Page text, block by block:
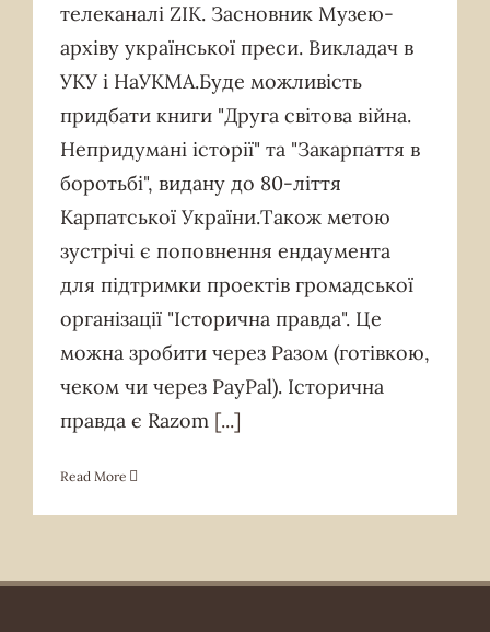
телеканалі ZIK. Засновник Музею-
архіву української преси. Викладач в
УКУ і НаУКМА.Буде можливість
придбати книги "Друга світова війна.
Непридумані історії" та "Закарпаття в
боротьбі", видану до 80-ліття
Карпатської України.Також метою
зустрічі є поповнення ендаумента
для підтримки проектів громадської
організації "Історична правда". Це
можна зробити через Разом (готівкою,
чеком чи через PayPal). Історична
правда є Razom [...]
Read More